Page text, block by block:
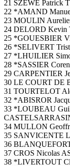
21 SZEWE Patrick
22 *AMAND
23 MOULIN
24 DELORD
25 *GOUESBIER
26 *SELIVERT
27 *LHUILIER
28 *SASSIER
29 CARPENTIER
30 LE COURT DE
31 TOURTELOT
32 *ABISROR
33 *LOUBEAU
34 MULLON
35 SANVICENTE
36
37 CROS Nicolas
38 *LIVERTOUT